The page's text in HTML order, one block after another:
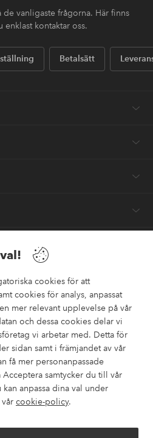
cookies för att
cookies för analys, anpassat
mer relevant upplevelse på vår
och dessa cookies delar vi
vi arbetar med. Detta för
sidan samt i främjandet av vår
få mer personanpassade
samtycker du till vår
anpassa dina val under
cookie-policy.
de vanligaste frågorna. Här finns
kontaktar oss.
Betalsätt
betalningar
om våra betalalternativ ?